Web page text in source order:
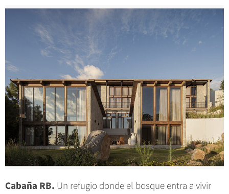
Cabaña RB. Un refugio donde el bosque entra a vivir